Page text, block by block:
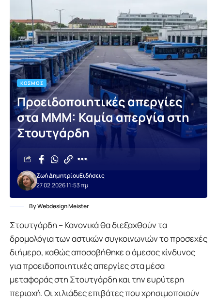
ΚΌΣΜΟΣ
Προειδοποιητικές απεργίες
στα ΜΜΜ: Καμία απεργία στη
Στουτγάρδη
27.02.2026 11:53 πμ
Ζωή ΔημητρίουΕιδήσεις
By Webdesign Meister
Στουτγάρδη – Κανονικά θα διεξαχθούν τα
δρομολόγια των αστικών συγκοινωνιών το προσεχές
διήμερο, καθώς αποσοβήθηκε ο άμεσος κίνδυνος
για προειδοποιητικές απεργίες στα μέσα
μεταφοράς στη Στουτγάρδη και την ευρύτερη
περιοχή. Οι χιλιάδες επιβάτες που χρησιμοποιούν